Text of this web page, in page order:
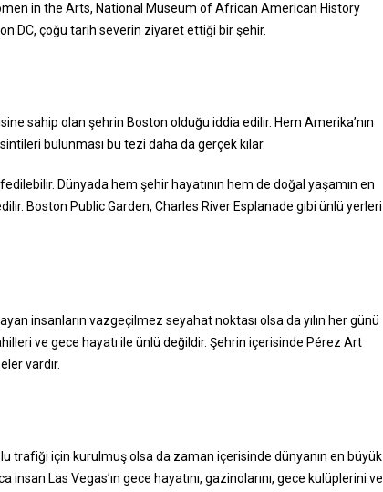
in the Arts, National Museum of African American History
DC, çoğu tarih severin ziyaret ettiği bir şehir.
sahip olan şehrin Boston olduğu iddia edilir. Hem Amerika’nın
bulunması bu tezi daha da gerçek kılar.
Dünyada hem şehir hayatının hem de doğal yaşamın en
Boston Public Garden, Charles River Esplanade gibi ünlü yerleri
insanların vazgeçilmez seyahat noktası olsa da yılın her günü
ve gece hayatı ile ünlü değildir. Şehrin içerisinde Pérez Art
vardır.
trafiği için kurulmuş olsa da zaman içerisinde dünyanın en büyük
Las Vegas’ın gece hayatını, gazinolarını, gece kulüplerini ve